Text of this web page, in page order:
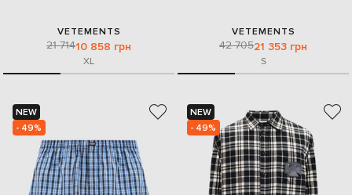
VETEMENTS
21 71410 858 грн
XL
VETEMENTS
42 70521 353 грн
S
NEW
- 49%
NEW
- 49%